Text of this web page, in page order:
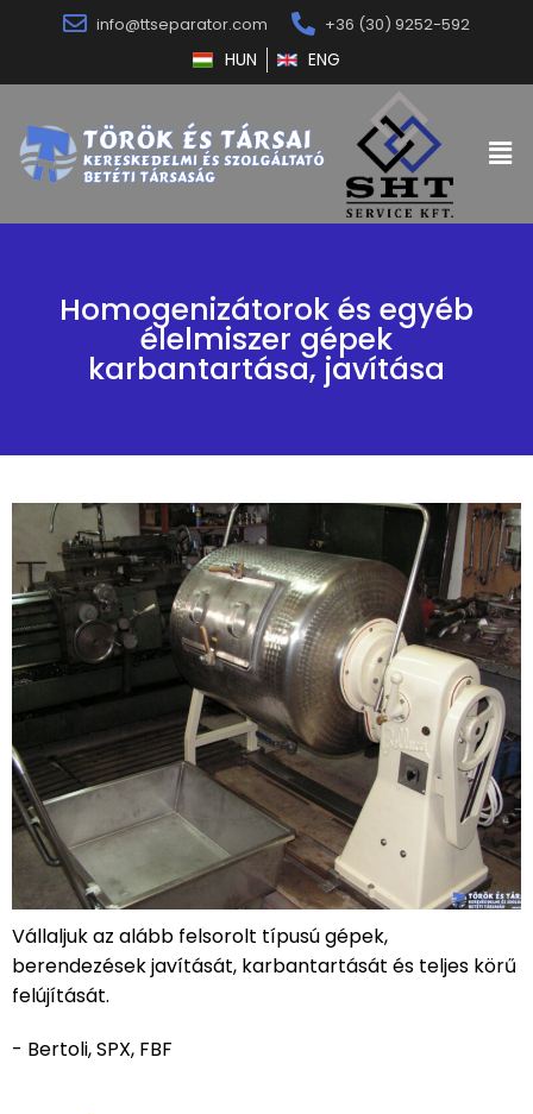
info@ttseparator.com +36 (30) 9252-592
HUN ENG
Homogenizátorok és egyéb
élelmiszer gépek
karbantartása, javítása
Vállaljuk az alább felsorolt típusú gépek,
berendezések javítását, karbantartását és teljes körű
felújítását.
- Bertoli, SPX, FBF